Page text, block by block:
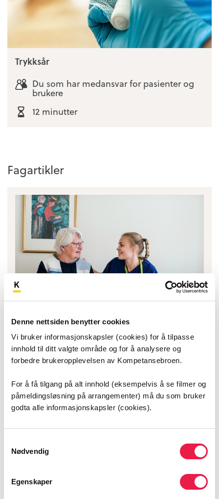
Denne nettsiden benytter cookies
Vi bruker informasjonskapsler (cookies) for å tilpasse
innhold til ditt valgte område og for å analysere og
forbedre brukeropplevelsen av Kompetansebroen.
For å få tilgang på alt innhold (eksempelvis å se filmer og
påmeldingsløsning på arrangementer) må du som bruker
godta alle informasjonskapsler (cookies).
Nødvendig
Egenskaper
Trykksår
Du som har medansvar for pasienter og
brukere
12 minutter
Fagartikler
Taushetsplikt for helsepersonell
Helsepersonell har taushetsplikt og kan ikke dele
mange unntak, som det er viktig at du kjenner til.